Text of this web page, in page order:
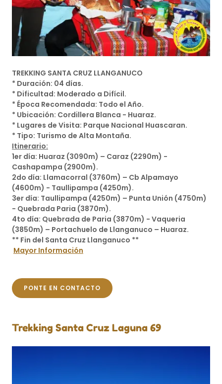
TREKKING SANTA CRUZ LLANGANUCO
* Duración: 04 días.
* Dificultad: Moderado a Difícil.
* Época Recomendada: Todo el Año.
* Ubicación: Cordillera Blanca - Huaraz.
* Lugares de Visita: Parque Nacional Huascaran.
* Tipo: Turismo de Alta Montaña.
Itinerario:
1er día: Huaraz (3090m) – Caraz (2290m) -
Cashapampa (2900m).
2do día: Llamacorral (3760m) – Cb Alpamayo
(4600m) - Taullipampa (4250m).
3er día: Taullipampa (4250m) – Punta Unión (4750m)
- Quebrada Paria (3870m).
4to día: Quebrada de Paria (3870m) - Vaqueria
(3850m) – Portachuelo de Llanganuco – Huaraz.
** Fin del Santa Cruz Llanganuco **
Mayor Información
PONTE EN CONTACTO
Trekking Santa Cruz Laguna 69